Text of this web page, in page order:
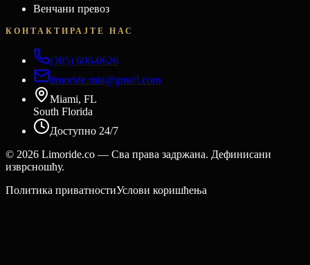
Венчани превоз
КОНТАКТИРАЈТЕ НАС
(305) 606-0626
limoride.mia@gmail.com
Miami, FL
South Florida
Доступно 24/7
© 2026 Limoride.co — Сва права задржана. Дефинисани
изврсношћу.
Политика приватностиУслови коришћења